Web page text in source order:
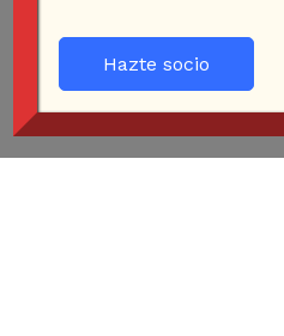
Hazte socio